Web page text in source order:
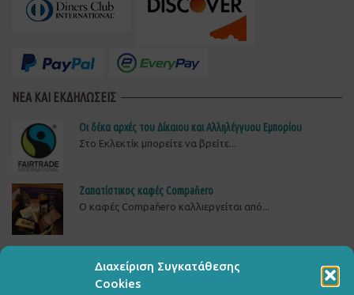
Διαχείριση Συγκατάθεσης
Cookies
ΝΕΑ ΚΑΙ ΕΚΔΗΛΩΣΕΙΣ
Οι δέκα αρχές του Δίκαιου και Αλληλέγγυου Εμπορίου
Στο Εκλεκτίκ μπορείτε να βρείτε...
Ζαπατίστικος καφές Compaňero
O καφές Compaňero καλλιεργείται από...
ΔΕΙΤΕ, ΥΠΟΓΡΑΨΤΕ ΚΑΙ ΔΙΑΔΩΣΤΕΤΗΝ ΚΑΜΠΑΝΙΑ...